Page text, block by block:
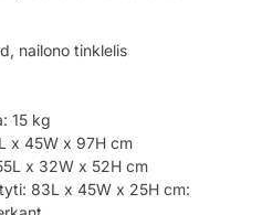
nailono tinklelis
15 kg
x 45W x 97H cm
x 32W x 52H cm
83L x 45W x 25H cm: